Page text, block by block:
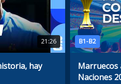
21:26
hay
B1-B2
Marruecos
Naciones